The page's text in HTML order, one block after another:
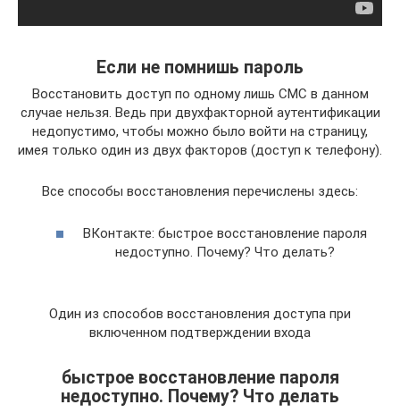
Если не помнишь пароль
Восстановить доступ по одному лишь СМС в данном
случае нельзя. Ведь при двухфакторной аутентификации
недопустимо, чтобы можно было войти на страницу,
имея только один из двух факторов (доступ к телефону).
Все способы восстановления перечислены здесь:
ВКонтакте: быстрое восстановление пароля
недоступно. Почему? Что делать?
Один из способов восстановления доступа при
включенном подтверждении входа
быстрое восстановление пароля
недоступно. Почему? Что делать